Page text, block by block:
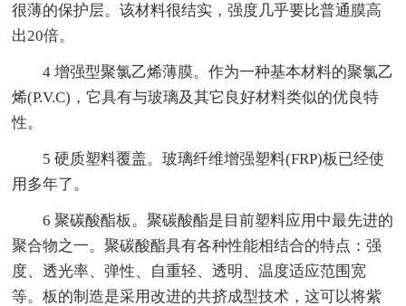
很薄的保护层。该材料很结实，强度几乎要比普通膜高
出20倍。
4 增强型聚氯乙烯薄膜。作为一种基本材料的聚氯乙
烯(P.V.C)，它具有与玻璃及其它良好材料类似的优良特
性。
5 硬质塑料覆盖。玻璃纤维增强塑料(FRP)板已经使
用多年了。
6 聚碳酸酯板。聚碳酸酯是目前塑料应用中最先进的
聚合物之一。聚碳酸酯具有各种性能相结合的特点：强
度、透光率、弹性、自重轻、透明、温度适应范围宽
等。板的制造是采用改进的共挤成型技术，这可以将紫